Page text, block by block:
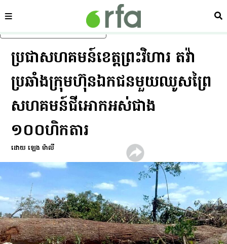
រំលងទៅមាតិកាចម្បង
ផ្នែក ស្វ
ប្រជា​សហគមន៍​ខេត្ត​ព្រះវិហារ តវ៉ា​
ប្រឆាំង​ក្រុមហ៊ុន​ឯកជន​មួយ​ឈូស​ព្រៃ​
សហគមន៍​ជីអោក​អស់​ជាង
១០០ហិកតារ
ដោយ ឡេង ម៉ាលី